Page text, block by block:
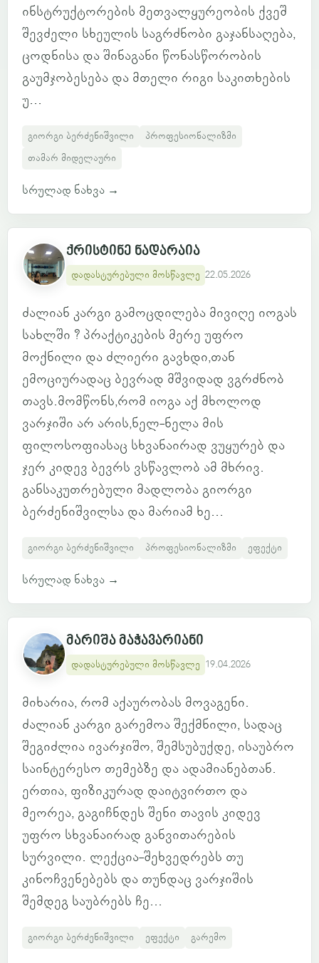
ინსტრუქტორების მეთვალყურეობის ქვეშ
შევძელი სხეულის საგრძნობი გაჯანსაღება,
ცოდნისა და შინაგანი წონასწორობის
გაუმჯობესება და მთელი რიგი საკითხების
უ...
გიორგი ბერძენიშვილი
პროფესიონალიზმი
თამარ მიდელაური
სრულად ნახვა →
ქრისტინე ნადარაია
დადასტურებული მოსწავლე 22.05.2026
ძალიან კარგი გამოცდილება მივიღე იოგას
სახლში ? პრაქტიკების მერე უფრო
მოქნილი და ძლიერი გავხდი,თან
ემოციურადაც ბევრად მშვიდად ვგრძნობ
თავს.მომწონს,რომ იოგა აქ მხოლოდ
ვარჯიში არ არის,ნელ-ნელა მის
ფილოსოფიასაც სხვანაირად ვუყურებ და
ჯერ კიდევ ბევრს ვსწავლობ ამ მხრივ.
განსაკუთრებული მადლობა გიორგი
ბერძენიშვილსა და მარიამ ხე...
გიორგი ბერძენიშვილი პროფესიონალიზმი ეფექტი
სრულად ნახვა →
მარიშა მაჭავარიანი
დადასტურებული მოსწავლე 19.04.2026
მიხარია, რომ აქაურობას მოვაგენი.
ძალიან კარგი გარემოა შექმნილი, სადაც
შეგიძლია ივარჯიშო, შემსუბუქდე, ისაუბრო
საინტერესო თემებზე და ადამიანებთან.
ერთია, ფიზიკურად დაიტვირთო და
მეორეა, გაგიჩნდეს შენი თავის კიდევ
უფრო სხვანაირად განვითარების
სურვილი. ლექცია-შეხვედრებს თუ
კინოჩვენებებს და თუნდაც ვარჯიშის
შემდეგ საუბრებს ჩე...
გიორგი ბერძენიშვილი ეფექტი გარემო